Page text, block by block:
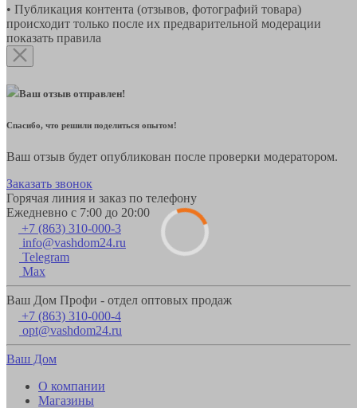
• Публикация контента (отзывов, фотографий товара)
происходит только после их предварительной модерации
показать правила
Ваш отзыв отправлен!
Спасибо, что решили поделиться опытом!
Ваш отзыв будет опубликован после проверки модератором.
Заказать звонок
Горячая линия и заказ по телефону
Ежедневно с 7:00 до 20:00
+7 (863) 310-000-3
info@vashdom24.ru
Telegram
Max
Ваш Дом Профи - отдел оптовых продаж
+7 (863) 310-000-4
opt@vashdom24.ru
Ваш Дом
О компании
Магазины